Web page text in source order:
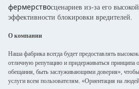
фермерствосценариев из-за его
эффективности блокировки вредителей.
О компании
Наша фабрика всегда будет предоставлять
отличную репутацию и придерживаться принципа
обещания, быть заслуживающими доверия», чтобы
услуги всем пользователям. «Ориентация на